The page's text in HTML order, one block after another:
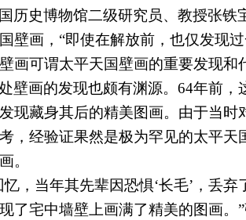
历史博物馆二级研究员、教授张
壁画，“即使在解放前，也仅发现
画可谓太平天国壁画的重要发现和
壁画的发现也颇有渊源。64年前
现藏身其后的精美图画。 由于当时
，经验证果然是极为罕见的太平天
。
忆，当年其先辈因恐惧‘长毛’，丢
了宅中墙壁上画满了精美的图画。